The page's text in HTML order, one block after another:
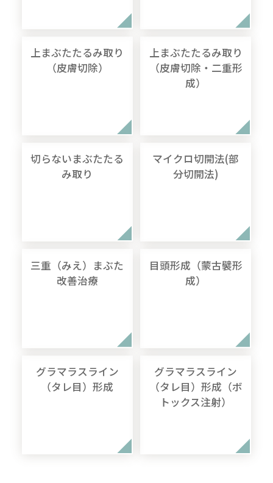
上まぶたたるみ取り
（皮膚切除）
上まぶたたるみ取り
（皮膚切除・二重形
成）
切らないまぶたたる
み取り
マイクロ切開法(部
分切開法)
三重（みえ）まぶた
改善治療
目頭形成（蒙古襞形
成）
グラマラスライン
（タレ目）形成
グラマラスライン
（タレ目）形成（ボ
トックス注射）